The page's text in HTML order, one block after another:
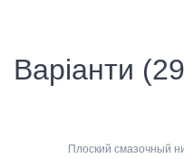
Варіанти
Плоский смазочный